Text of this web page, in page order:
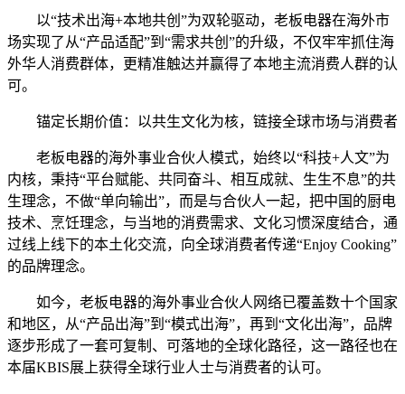
以“技术出海+本地共创”为双轮驱动，老板电器在海外市
场实现了从“产品适配”到“需求共创”的升级，不仅牢牢抓住海
外华人消费群体，更精准触达并赢得了本地主流消费人群的认
可。
锚定长期价值：以共生文化为核，链接全球市场与消费者
老板电器的海外事业合伙人模式，始终以“科技+人文”为
内核，秉持“平台赋能、共同奋斗、相互成就、生生不息”的共
生理念，不做“单向输出”，而是与合伙人一起，把中国的厨电
技术、烹饪理念，与当地的消费需求、文化习惯深度结合，通
过线上线下的本土化交流，向全球消费者传递“Enjoy Cooking”
的品牌理念。
如今，老板电器的海外事业合伙人网络已覆盖数十个国家
和地区，从“产品出海”到“模式出海”，再到“文化出海”，品牌
逐步形成了一套可复制、可落地的全球化路径，这一路径也在
本届KBIS展上获得全球行业人士与消费者的认可。